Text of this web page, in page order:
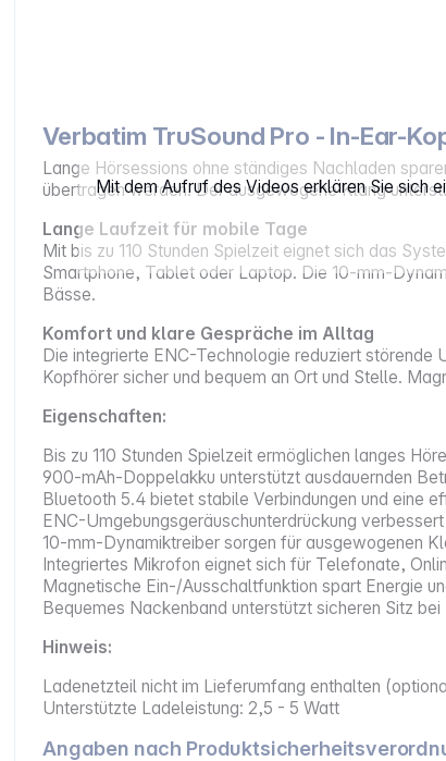
Mit dem Aufruf des Videos erklären Sie sich
Verbatim TruSound Pro - In-Ear-
Lange Hörsessions ohne ständiges Nachladen
übertragen werden. Der ausgewogene Klang
Lange Laufzeit für mobile Tage
Mit bis zu 110 Stunden Spielzeit eignet sich das
Smartphone, Tablet oder Laptop. Die 10‑mm-
Bässe.
Komfort und klare Gespräche im Alltag
Die integrierte ENC-Technologie reduziert
Kopfhörer sicher und bequem an Ort und Stelle.
Eigenschaften:
Bis zu 110 Stunden Spielzeit ermöglichen langes
900‑mAh-Doppelakku unterstützt ausdauernden
Bluetooth 5.4 bietet stabile Verbindungen und eine
ENC-Umgebungsgeräuschunterdrückung
10‑mm-Dynamiktreiber sorgen für ausgewogenen
Integriertes Mikrofon eignet sich für Telefonate,
Magnetische Ein-/Ausschaltfunktion spart Energie
Bequemes Nackenband unterstützt sicheren Sitz
Hinweis:
Ladenetzteil nicht im Lieferumfang enthalten
Unterstützte Ladeleistung: 2,5 - 5 Watt
Angaben nach